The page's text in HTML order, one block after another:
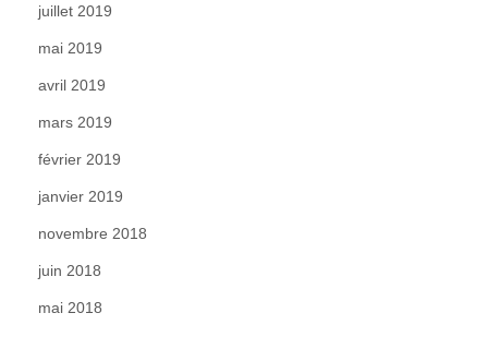
juillet 2019
mai 2019
avril 2019
mars 2019
février 2019
janvier 2019
novembre 2018
juin 2018
mai 2018